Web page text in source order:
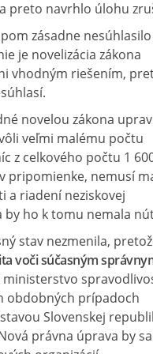
preto navrhlo úlohu
zásadne
je novelizácia zákona
vhodným riešením,
novelou zákona
veľmi malému počtu
z celkového počtu 1
pripomienke, nemusí
a riadení neziskovej
by ho k tomu nemala
stav nezmenila,
voči súčasným
obdobných prípadoch
Slovenskej
právna úprava by